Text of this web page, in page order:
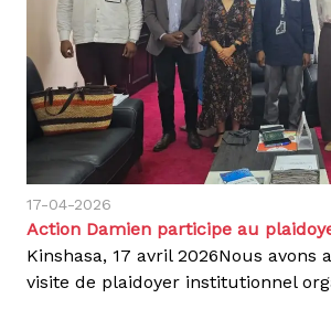
17-04-2026
Kinshasa, 17 avril 2026Nous avons